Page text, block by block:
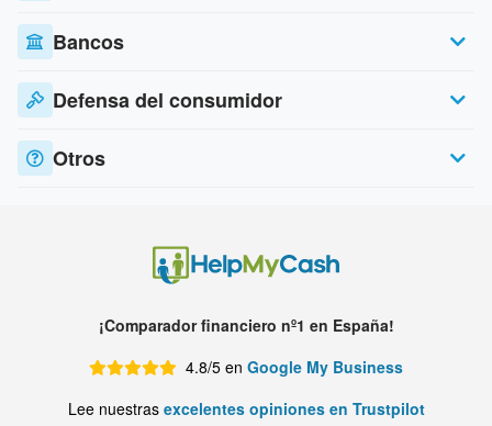
Bancos
Defensa del consumidor
Otros
¡Comparador financiero nº1 en España!
4.8/5 en Google My Business
Lee nuestras excelentes opiniones en Trustpilot